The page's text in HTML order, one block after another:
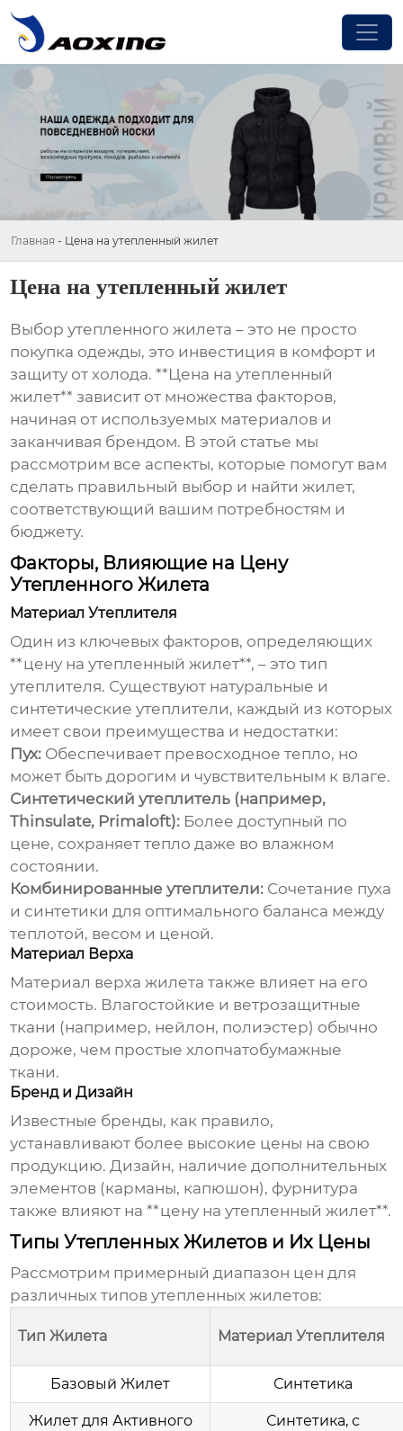
Главная - Цена на утепленный жилет
Цена на утепленный жилет
Выбор утепленного жилета – это не просто
покупка одежды, это инвестиция в комфорт и
защиту от холода. **Цена на утепленный
жилет** зависит от множества факторов,
начиная от используемых материалов и
заканчивая брендом. В этой статье мы
рассмотрим все аспекты, которые помогут вам
сделать правильный выбор и найти жилет,
соответствующий вашим потребностям и
бюджету.
Факторы, Влияющие на Цену
Утепленного Жилета
Материал Утеплителя
Один из ключевых факторов, определяющих
**цену на утепленный жилет**, – это тип
утеплителя. Существуют натуральные и
синтетические утеплители, каждый из которых
имеет свои преимущества и недостатки:
Пух: Обеспечивает превосходное тепло, но
может быть дорогим и чувствительным к влаге.
Синтетический утеплитель (например,
Thinsulate, Primaloft): Более доступный по
цене, сохраняет тепло даже во влажном
состоянии.
Комбинированные утеплители: Сочетание пуха
и синтетики для оптимального баланса между
теплотой, весом и ценой.
Материал Верха
Материал верха жилета также влияет на его
стоимость. Влагостойкие и ветрозащитные
ткани (например, нейлон, полиэстер) обычно
дороже, чем простые хлопчатобумажные
ткани.
Бренд и Дизайн
Известные бренды, как правило,
устанавливают более высокие цены на свою
продукцию. Дизайн, наличие дополнительных
элементов (карманы, капюшон), фурнитура
также влияют на **цену на утепленный жилет**.
Типы Утепленных Жилетов и Их Цены
Рассмотрим примерный диапазон цен для
различных типов утепленных жилетов:
Тип Жилета Материал Утеплителя
Базовый Жилет Синтетика
Жилет для Активного
Синтетика, с